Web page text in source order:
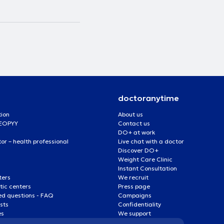
– health professional
centers
questions - FAQ
doctoranytime
About us
Contact us
DO+ at work
Live chat with a doctor
Discover DO+
Weight Care Clinic
Instant Consultation
We recruit
Press page
Campaigns
Confidentiality
We support